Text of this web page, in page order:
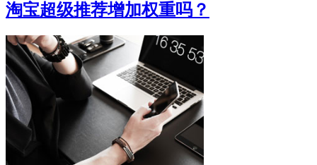
淘宝超级推荐增加权重吗？